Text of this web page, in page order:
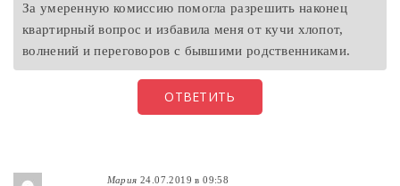
За умеренную комиссию помогла разрешить наконец
квартирный вопрос и избавила меня от кучи хлопот,
волнений и переговоров с бывшими родственниками.
ОТВЕТИТЬ
Мария 24.07.2019 в 09:58